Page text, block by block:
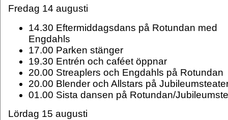
Fredag 14 augusti
14.30 Eftermiddagsdans på Rotundan med
Engdahls
17.00 Parken stänger
19.30 Entrén och caféet öppnar
20.00 Streaplers och Engdahls på Rotundan
20.00 Blender och Allstars på
01.00 Sista dansen på Rotundan/
Lördag 15 augusti